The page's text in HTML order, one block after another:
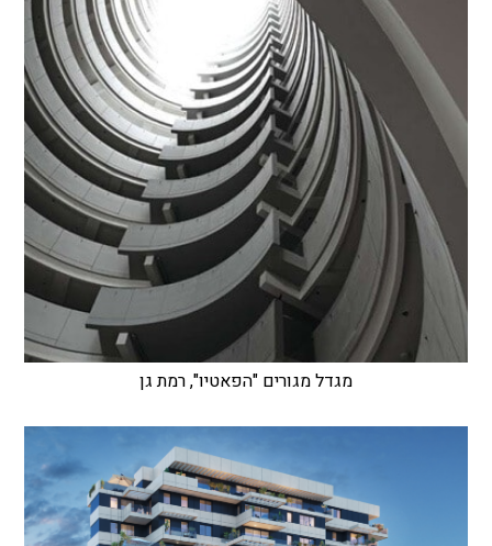
מגדל מגורים "הפאטיו", רמת גן